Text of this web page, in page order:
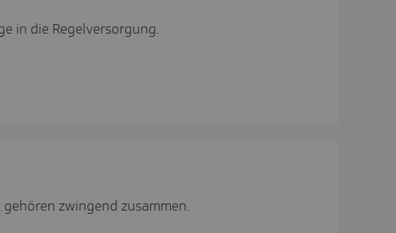
in die Regelversorgung.
zwingend zusammen.